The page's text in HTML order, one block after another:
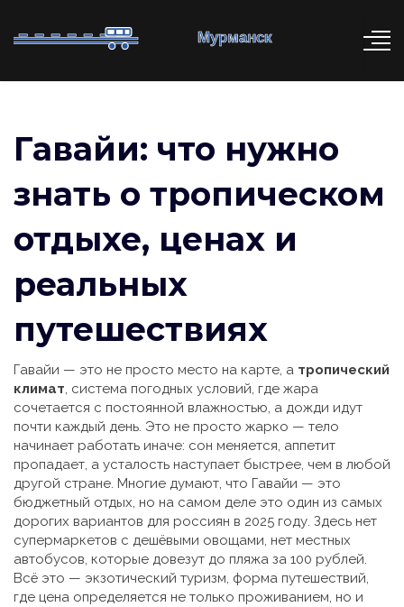
Гавайи: что нужно
знать о тропическом
отдыхе, ценах и
реальных
путешествиях
Гавайи — это не просто место на карте, а тропический
климат, система погодных условий, где жара
сочетается с постоянной влажностью, а дожди идут
почти каждый день. Это не просто жарко — тело
начинает работать иначе: сон меняется, аппетит
пропадает, а усталость наступает быстрее, чем в любой
другой стране. Многие думают, что Гавайи — это
бюджетный отдых, но на самом деле это один из самых
дорогих вариантов для россиян в 2025 году. Здесь нет
супермаркетов с дешёвыми овощами, нет местных
автобусов, которые довезут до пляжа за 100 рублей.
Всё это — экзотический туризм, форма путешествий,
где цена определяется не только проживанием, но и